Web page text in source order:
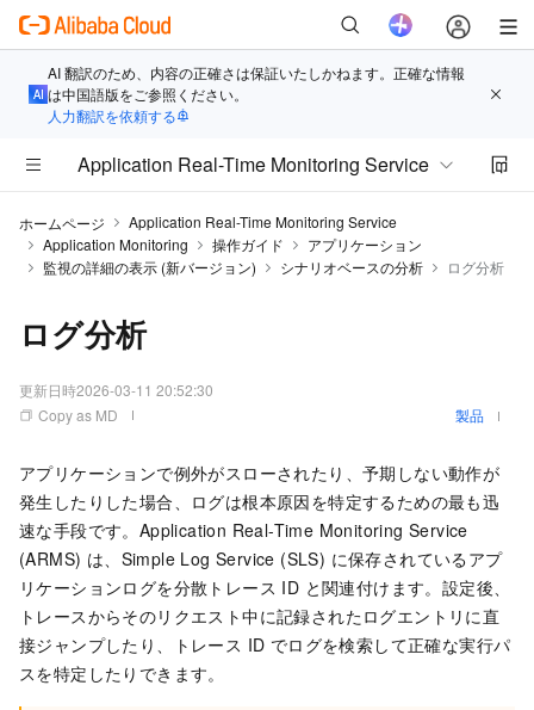
AI 翻訳のため、内容の正確さは保証いたしかねます。正確な情報
は中国語版をご参照ください。
人力翻訳を依頼する
Application Real-Time Monitoring Service
ホームページ
Application Real-Time Monitoring Service
Application Monitoring
操作ガイド
アプリケーション
監視の詳細の表示 (新バージョン)
シナリオベースの分析 ログ分析
ログ分析
更新日時2026-03-11 20:52:30
Copy as MD
製品
アプリケーションで例外がスローされたり、予期しない動作が
発生したりした場合、ログは根本原因を特定するための最も迅
速な手段です。Application Real-Time Monitoring Service
(ARMS) は、Simple Log Service (SLS) に保存されているアプ
リケーションログを分散トレース ID と関連付けます。設定後、
トレースからそのリクエスト中に記録されたログエントリに直
接ジャンプしたり、トレース ID でログを検索して正確な実行パ
スを特定したりできます。